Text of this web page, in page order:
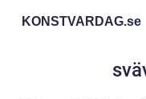
KONSTVARDAG.se